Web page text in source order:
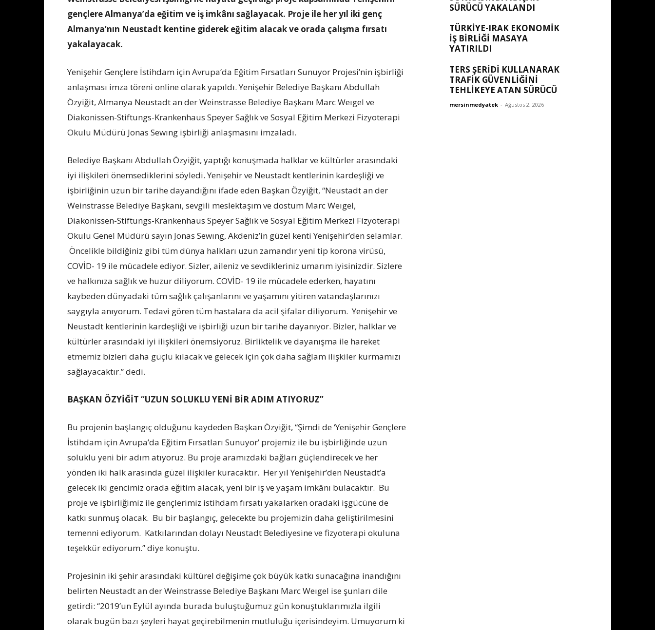
gençlere Almanya’da eğitim ve iş imkânı sağlayacak. Proje ile her yıl iki genç
Almanya’nın Neustadt kentine giderek eğitim alacak ve orada çalışma fırsatı
yakalayacak.
Yenişehir Gençlere İstihdam için Avrupa’da Eğitim Fırsatları Sunuyor Projesi’nin işbirliği
anlaşması imza töreni online olarak yapıldı. Yenişehir Belediye Başkanı Abdullah
Özyiğit, Almanya Neustadt an der Weinstrasse Belediye Başkanı Marc Weıgel ve
Diakonissen-Stiftungs-Krankenhaus Speyer Sağlık ve Sosyal Eğitim Merkezi Fizyoterapi
Okulu Müdürü Jonas Sewıng işbirliği anlaşmasını imzaladı.
Belediye Başkanı Abdullah Özyiğit, yaptığı konuşmada halklar ve kültürler arasındaki
iyi ilişkileri önemsediklerini söyledi. Yenişehir ve Neustadt kentlerinin kardeşliği ve
işbirliğinin uzun bir tarihe dayandığını ifade eden Başkan Özyiğit, “Neustadt an der
Weinstrasse Belediye Başkanı, sevgili meslektaşım ve dostum Marc Weıgel,
Diakonissen-Stiftungs-Krankenhaus Speyer Sağlık ve Sosyal Eğitim Merkezi Fizyoterapi
Okulu Genel Müdürü sayın Jonas Sewıng, Akdeniz’in güzel kenti Yenişehir’den selamlar.
Öncelikle bildiğiniz gibi tüm dünya halkları uzun zamandır yeni tip korona virüsü,
COVİD- 19 ile mücadele ediyor. Sizler, aileniz ve sevdikleriniz umarım iyisinizdir. Sizlere
ve halkınıza sağlık ve huzur diliyorum. COVİD- 19 ile mücadele ederken, hayatını
kaybeden dünyadaki tüm sağlık çalışanlarını ve yaşamını yitiren vatandaşlarınızı
saygıyla anıyorum. Tedavi gören tüm hastalara da acil şifalar diliyorum. Yenişehir ve
Neustadt kentlerinin kardeşliği ve işbirliği uzun bir tarihe dayanıyor. Bizler, halklar ve
kültürler arasındaki iyi ilişkileri önemsiyoruz. Birliktelik ve dayanışma ile hareket
etmemiz bizleri daha güçlü kılacak ve gelecek için çok daha sağlam ilişkiler kurmamızı
sağlayacaktır.” dedi.
BAŞKAN ÖZYİĞİT “UZUN SOLUKLU YENİ BİR ADIM ATIYORUZ”
Bu projenin başlangıç olduğunu kaydeden Başkan Özyiğit, “Şimdi de ‘Yenişehir Gençlere
İstihdam için Avrupa’da Eğitim Fırsatları Sunuyor’ projemiz ile bu işbirliğinde uzun
soluklu yeni bir adım atıyoruz. Bu proje aramızdaki bağları güçlendirecek ve her
yönden iki halk arasında güzel ilişkiler kuracaktır. Her yıl Yenişehir’den Neustadt’a
gelecek iki gencimiz orada eğitim alacak, yeni bir iş ve yaşam imkânı bulacaktır. Bu
proje ve işbirliğimiz ile gençlerimiz istihdam fırsatı yakalarken oradaki işgücüne de
katkı sunmuş olacak. Bu bir başlangıç, gelecekte bu projemizin daha geliştirilmesini
temenni ediyorum. Katkılarından dolayı Neustadt Belediyesine ve fizyoterapi okuluna
teşekkür ediyorum.” diye konuştu.
Projesinin iki şehir arasındaki kültürel değişime çok büyük katkı sunacağına inandığını
belirten Neustadt an der Weinstrasse Belediye Başkanı Marc Weıgel ise şunları dile
getirdi: “2019’un Eylül ayında burada buluştuğumuz gün konuştuklarımızla ilgili
olarak bugün bazı şeyleri hayat geçirebilmenin mutluluğu içerisindeyim. Umuyorum ki
SÜRÜCÜ YAKALANDI
mersinmedyatek
TÜRKIYE-IRAK EKONOMIK
İŞ BIRLIĞI MASAYA
YATIRILDI
mersinmedyatek
TERS ŞERİDİ KULLANARAK
TRAFİK GÜVENLİĞİNİ
TEHLİKEYE ATAN SÜRÜCÜ
mersinmedyatek - Ağustos 2, 2026